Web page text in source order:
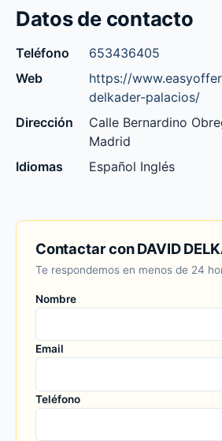
Datos de contacto
Teléfono
653436405
Web
https://
delkader-palacios/
Dirección
Calle Bernardino
Madrid
Idiomas
Español Inglés
Contactar con DAVID
Te respondemos en menos de 24
Nombre
Email
Teléfono